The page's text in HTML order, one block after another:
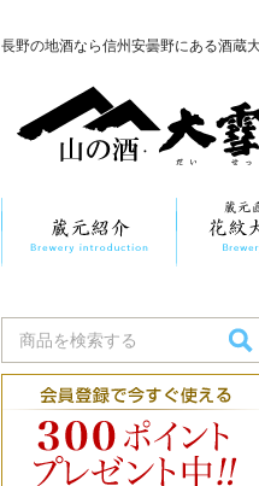
長野の地酒なら信州安曇野にある酒蔵